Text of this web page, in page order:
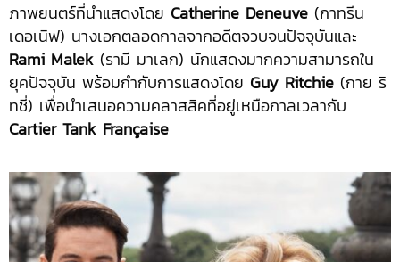
ภาพยนตร์ที่นำแสดงโดย Catherine Deneuve (กาทรีน
เดอเนิฟ) นางเอกตลอดกาลจากอดีตจวบจนปัจจุบันและ
Rami Malek (รามี มาเลก) นักแสดงมากความสามารถใน
ยุคปัจจุบัน พร้อมกำกับการแสดงโดย Guy Ritchie (กาย ริ
ทชี่) เพื่อนำเสนอความคลาสสิคที่อยู่เหนือกาลเวลากับ
Cartier Tank Française